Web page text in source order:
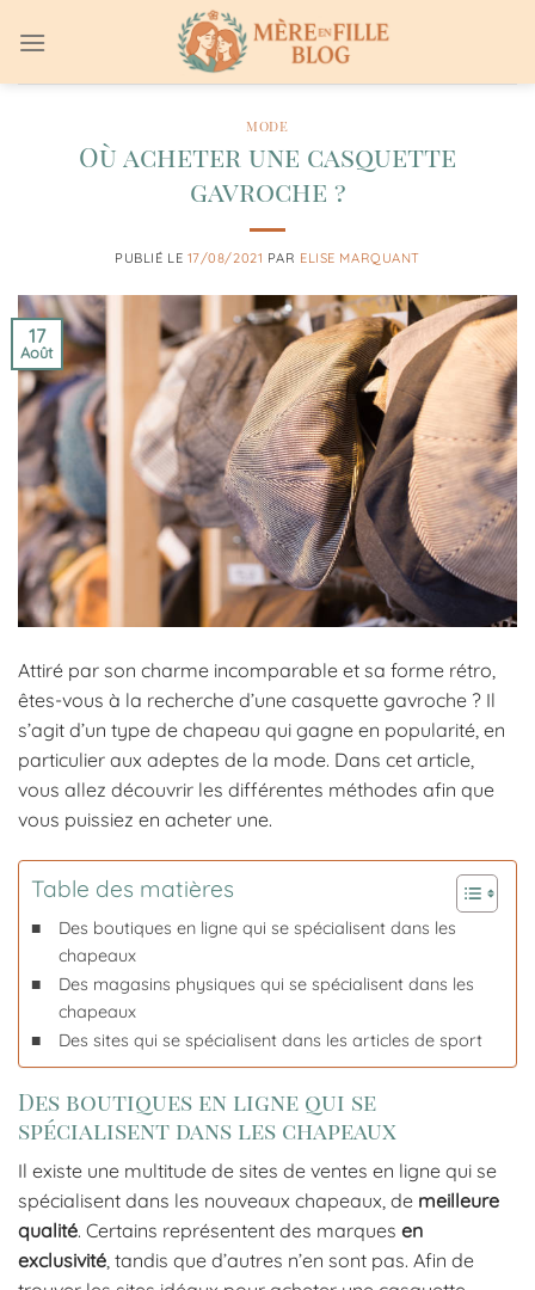
au
MODE
Où acheter une casquette
gavroche ?
PUBLIÉ LE 17/08/2021 PAR ELISE MARQUANT
17
Août
Attiré par son charme incomparable et sa forme rétro,
êtes-vous à la recherche d’une casquette gavroche ? Il
s’agit d’un type de chapeau qui gagne en popularité, en
particulier aux adeptes de la mode. Dans cet article,
vous allez découvrir les différentes méthodes afin que
vous puissiez en acheter une.
Table des matières
Des boutiques en ligne qui se spécialisent dans les
chapeaux
Des magasins physiques qui se spécialisent dans les
chapeaux
Des sites qui se spécialisent dans les articles de sport
Des boutiques en ligne qui se
spécialisent dans les chapeaux
Il existe une multitude de sites de ventes en ligne qui se
spécialisent dans les nouveaux chapeaux, de meilleure
qualité. Certains représentent des marques en
exclusivité , tandis que d’autres n’en sont pas. Afin de